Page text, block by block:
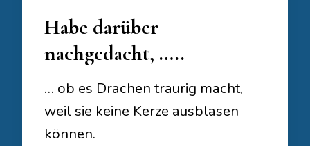
Habe darüber
nachgedacht, …..
… ob es Drachen traurig macht,
weil sie keine Kerze ausblasen
können.